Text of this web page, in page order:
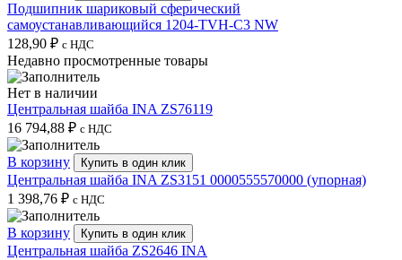
Подшипник шариковый сферический
самоустанавливающийся 1204-TVH-C3 NW
128,90 ₽ с НДС
Недавно просмотренные товары
Нет в наличии
Центральная шайба INA ZS76119
16 794,88 ₽ с НДС
В корзину Купить в один клик
Центральная шайба INA ZS3151 0000555570000 (упорная)
1 398,76 ₽ с НДС
В корзину Купить в один клик
Центральная шайба ZS2646 INA